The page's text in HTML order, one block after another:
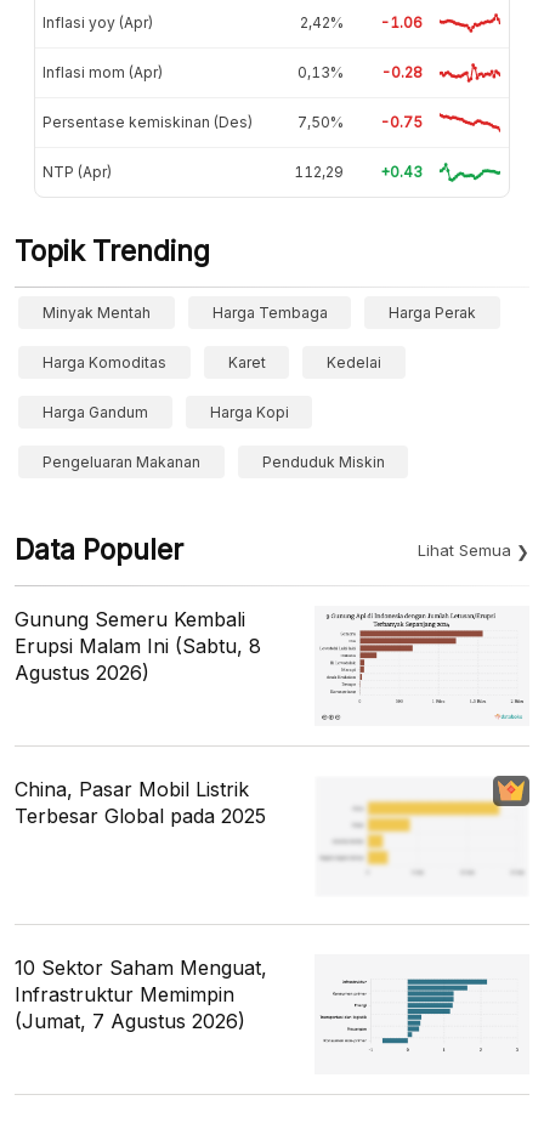
Inflasi yoy (Apr) 2,42% -1.06
Inflasi mom (Apr) 0,13% -0.28
Persentase kemiskinan (Des) 7,50% -0.75
NTP (Apr) 112,29 +0.43
Topik Trending
Minyak Mentah Harga Tembaga Harga Perak
Harga Komoditas Karet Kedelai
Harga Gandum Harga Kopi
Pengeluaran Makanan Penduduk Miskin
Data Populer Lihat Semua
Gunung Semeru Kembali
Erupsi Malam Ini (Sabtu, 8
Agustus 2026)
China, Pasar Mobil Listrik
Terbesar Global pada 2025
10 Sektor Saham Menguat,
Infrastruktur Memimpin
(Jumat, 7 Agustus 2026)